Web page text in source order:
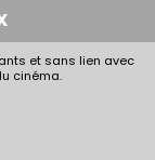
et sans lien avec
cinéma.